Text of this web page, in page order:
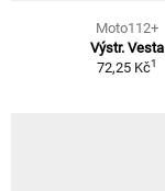
Moto112+
Výstr. Vesta
72,25 Kč1